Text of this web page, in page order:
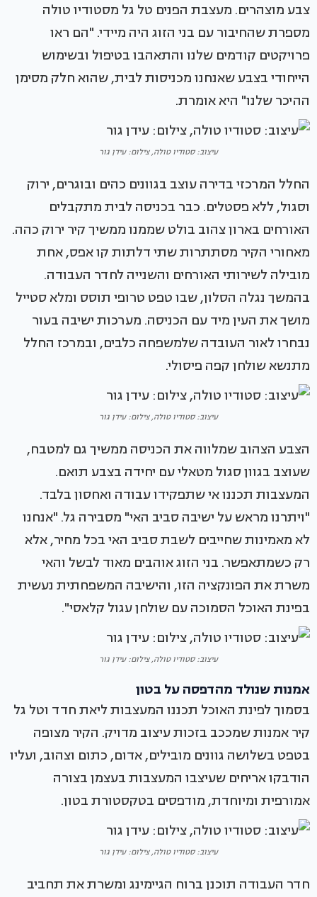
צבע מוצהרים. מעצבת הפנים טל גל מסטודיו טולה
מספרת שהחיבור עם בני הזוג היה מיידי. "הם ראו
פרויקטים קודמים שלנו והתאהבו בטיפול ובשימוש
הייחודי בצבע שאנחנו מכניסות לבית, שהוא חלק מסימן
ההיכר שלנו" היא אומרת.
עיצוב: סטודיו טולה, צילום: עידן גור
החלל המרכזי בדירה עוצב בגוונים כהים ובוגרים, ירוק
וסגול, ללא פסטלים. כבר בכניסה לבית מתקבלים
האורחים בארון צהוב בולט שממנו ממשיך קיר ירוק כהה.
מאחורי הקיר מסתתרות שתי דלתות קו אפס, אחת
מובילה לשירותי האורחים והשנייה לחדר העבודה.
בהמשך נגלה הסלון, שבו טפט טרופי תוסס ומלא סטייל
מושך את העין מיד עם הכניסה. מערכות ישיבה בעור
נבחרו לאור העובדה שלמשפחה כלבים, ובמרכז החלל
מתנשא שולחן קפה פיסולי.
עיצוב: סטודיו טולה, צילום: עידן גור
הצבע הצהוב שמלווה את הכניסה ממשיך גם למטבח,
שעוצב בגוון סגול מטאלי עם יחידה בצבע תואם.
המעצבות תכננו אי שתפקידו עבודה ואחסון בלבד.
"ויתרנו מראש על ישיבה סביב האי" מסבירה גל. "אנחנו
לא מאמינות שחייבים לשבת סביב האי בכל מחיר, אלא
רק כשמתאפשר. בני הזוג אוהבים מאוד לבשל והאי
משרת את הפונקציה הזו, והישיבה המשפחתית נעשית
בפינת האוכל הסמוכה עם שולחן עגול קלאסי".
עיצוב: סטודיו טולה, צילום: עידן גור
אמנות שנולד מהדפסה על בטון
בסמוך לפינת האוכל תכננו המעצבות ליאת חדד וטל גל
קיר אמנות שמככב בזכות עיצוב מדויק. הקיר מצופה
בטפט בשלושה גוונים מובילים, אדום, כתום וצהוב, ועליו
הודבקו אריחים שעיצבו המעצבות בעצמן בצורה
אמורפית ומיוחדת, מודפסים בטקסטורת בטון.
עיצוב: סטודיו טולה, צילום: עידן גור
חדר העבודה תוכנן ברוח הגיימינג ומשרת את תחביב